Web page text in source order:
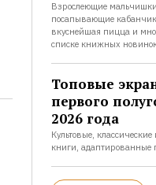
Взрослеющие
посапывающие
вкуснейшая пицца и
списке книжных
Топовые
первого
2026 года
Культовые,
книги, адаптированные